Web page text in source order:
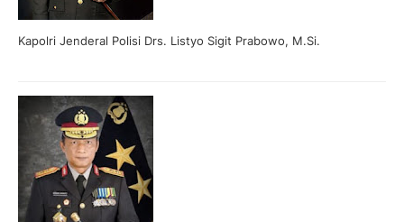
Kapolri Jenderal Polisi Drs. Listyo Sigit Prabowo, M.Si.